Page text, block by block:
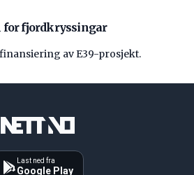
for fjordkryssingar
av E39-prosjekt.
Last ned fra
Google Play